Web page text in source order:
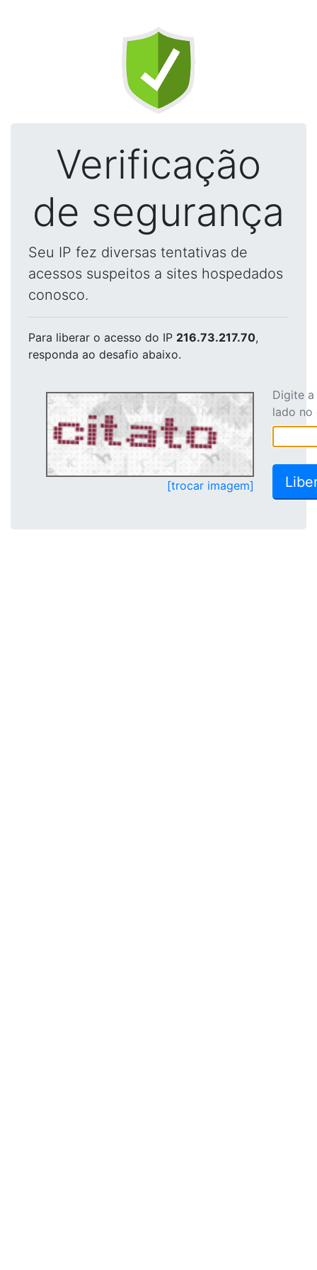
Verificação
de segurança
Seu IP fez diversas tentativas de
acessos suspeitos a sites hospedados
conosco.
Para liberar o acesso do IP 216.73.217.70,
responda ao desafio abaixo.
[trocar imagem]
Digite
lado no